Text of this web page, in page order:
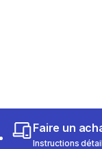
Faire un
Instructions